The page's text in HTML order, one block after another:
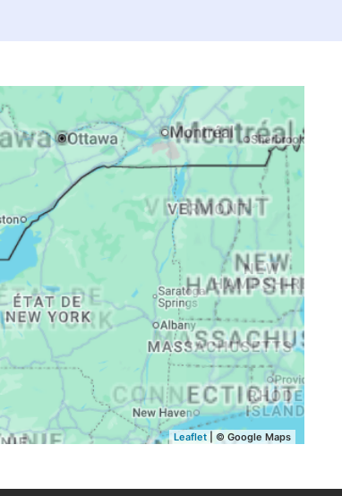
17:08 20:08
21:15
17:07 20:07
21:13
17:06 20:05
21:11
17:05 20:03
21:09
17:04 20:02
21:07
17:03
21:05
17:02 19:58
21:04
17:01 19:56
21:02
17:00 19:55 21:00
Leaflet | © Google Maps